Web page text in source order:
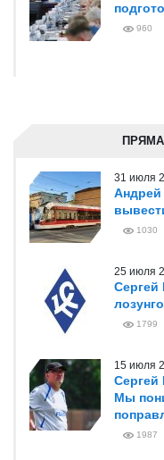
960
31 июля
1030
25 июля
Сергей
1799
15 июля
Мы
1987